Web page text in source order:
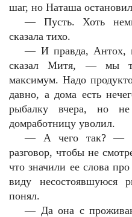
шаг, но Наташа
— Пусть. Хоть
сказала тихо.
— И правда, Антох,
сказал Митя, — мы
максимум. Надо
давно, а дома есть
рыбалку вчера, но
домработницу уволил.
— А чего так? —
разговор, чтобы не
что значили ее слова
виду несостоявшуюся
понял.
— Да она с